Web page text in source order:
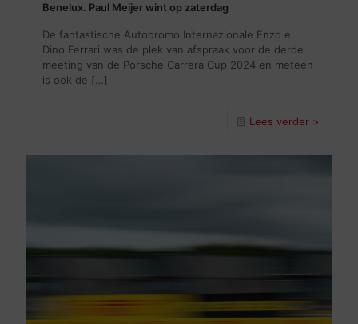
Benelux. Paul Meijer wint op zaterdag
De fantastische Autodromo Internazionale Enzo e
Dino Ferrari was de plek van afspraak voor de derde
meeting van de Porsche Carrera Cup 2024 en meteen
is ook de […]
Lees verder >